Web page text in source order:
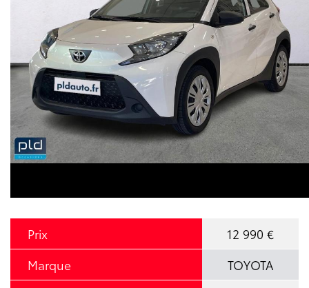
Prix
12 990 €
Marque
TOYOTA